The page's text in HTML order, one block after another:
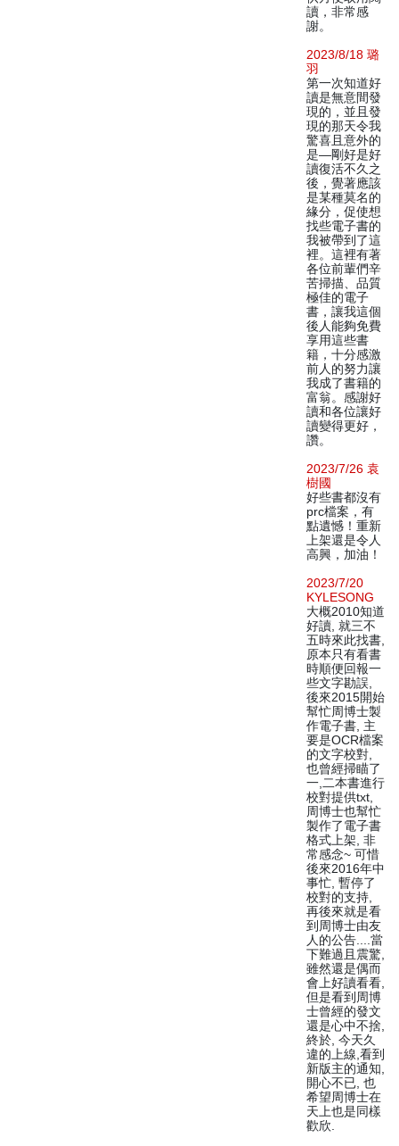
讀，非常感
謝。
2023/8/18 璐
羽
第一次知道好
讀是無意間發
現的，並且發
現的那天令我
驚喜且意外的
是—剛好是好
讀復活不久之
後，覺著應該
是某種莫名的
緣分，促使想
找些電子書的
我被帶到了這
裡。這裡有著
各位前輩們辛
苦掃描、品質
極佳的電子
書，讓我這個
後人能夠免費
享用這些書
籍，十分感激
前人的努力讓
我成了書籍的
富翁。感謝好
讀和各位讓好
讀變得更好，
讚。
2023/7/26 袁
樹國
好些書都沒有
prc檔案，有
點遺憾！重新
上架還是令人
高興，加油！
2023/7/20
KYLESONG
大概2010知道
好讀, 就三不
五時來此找書,
原本只有看書
時順便回報一
些文字勘誤,
後來2015開始
幫忙周博士製
作電子書, 主
要是OCR檔案
的文字校對,
也曾經掃瞄了
一,二本書進行
校對提供txt,
周博士也幫忙
製作了電子書
格式上架, 非
常感念~ 可惜
後來2016年中
事忙, 暫停了
校對的支持,
再後來就是看
到周博士由友
人的公告....當
下難過且震驚,
雖然還是偶而
會上好讀看看,
但是看到周博
士曾經的發文
還是心中不捨,
終於, 今天久
違的上線,看到
新版主的通知,
開心不已, 也
希望周博士在
天上也是同樣
歡欣.